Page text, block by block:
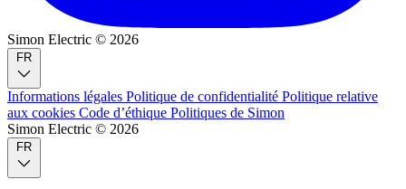
Simon Electric © 2026
Informations légales Politique de confidentialité Politique relative
aux cookies Code d’éthique Politiques de Simon
Simon Electric © 2026